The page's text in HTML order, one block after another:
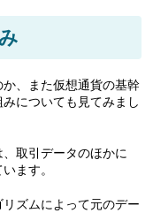
、また仮想通貨の基幹
についても見てみまし
取引データのほかに
ます。
ズムによって元のデー